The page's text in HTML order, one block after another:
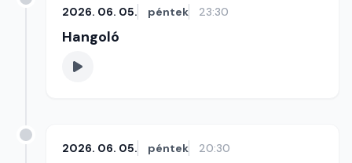
2026. 06. 05. péntek 23:30
Hangoló
2026. 06. 05. péntek 20:30